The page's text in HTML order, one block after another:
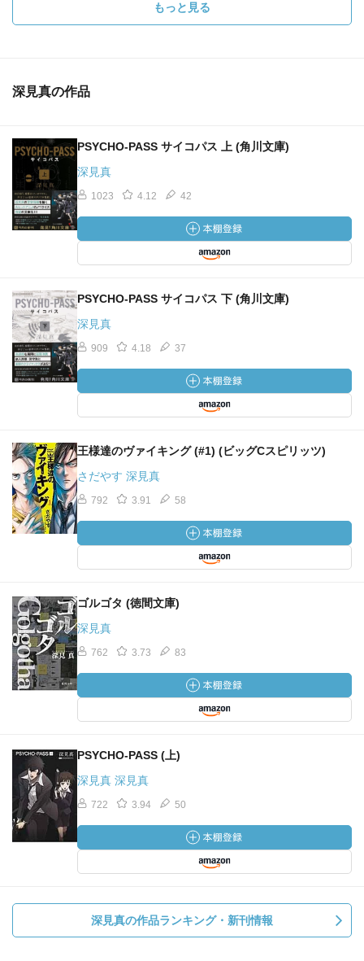
もっと見る
深見真の作品
PSYCHO-PASS サイコパス 上 (角川文庫)
深見真
1023 4.12 42
PSYCHO-PASS サイコパス 下 (角川文庫)
深見真
909 4.18 37
王様達のヴァイキング (#1) (ビッグCスピリッツ)
さだやす 深見真
792 3.91 58
ゴルゴタ (徳間文庫)
深見真
762 3.73 83
PSYCHO‐PASS (上)
深見真 深見真
722 3.94 50
深見真の作品ランキング・新刊情報